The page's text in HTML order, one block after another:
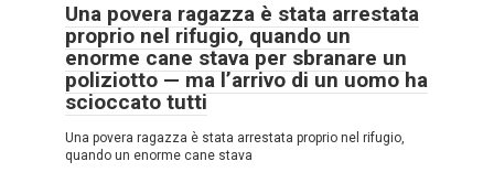
Una povera ragazza è stata arrestata
proprio nel rifugio, quando un
enorme cane stava per sbranare un
poliziotto — ma l’arrivo di un uomo ha
scioccato tutti
Una povera ragazza è stata arrestata proprio nel rifugio,
quando un enorme cane stava